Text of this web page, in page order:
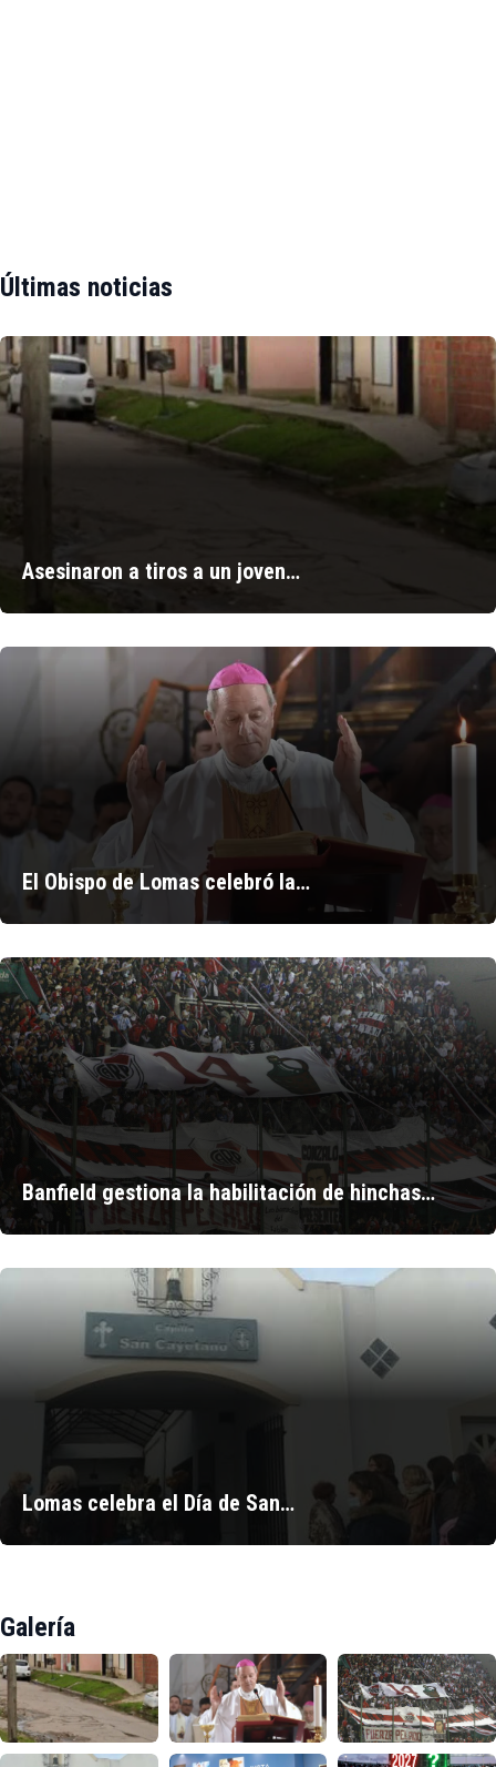
Últimas noticias
Asesinaron a tiros a un joven…
El Obispo de Lomas celebró la…
Banfield gestiona la habilitación de hinchas…
Lomas celebra el Día de San…
Galería